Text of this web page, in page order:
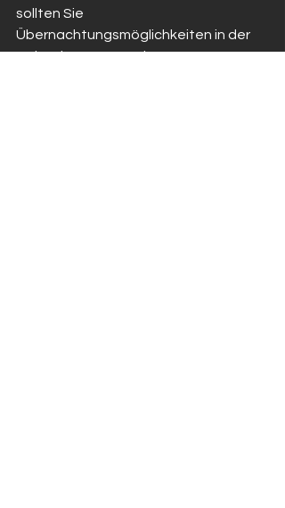
sollten Sie
Übernachtungsmöglichkeiten in der
Nähe des Veranstaltungsortes